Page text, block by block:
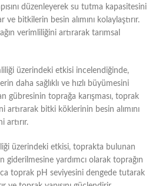
düzenleyerek su tutma kapasitesini
bitkilerin besin alımını kolaylaştırır.
verimliliğini artırarak tarımsal
üzerindeki etkisi incelendiğinde,
daha sağlıklı ve hızlı büyümesini
gübresinin toprağa karışması, toprak
artırarak bitki köklerinin besin alımını
artırır.
üzerindeki etkisi, toprakta bulunan
giderilmesine yardımcı olarak toprağın
toprak pH seviyesini dengede tutarak